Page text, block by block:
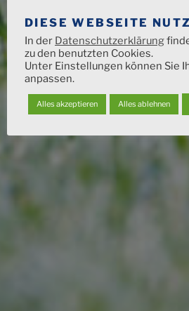
DIESE WEBSEITE
In der Datenschutzerklärung
zu den benutzten Cookies.
Unter Einstellungen können Sie
anpassen.
Alles akzeptieren Alles ablehnen